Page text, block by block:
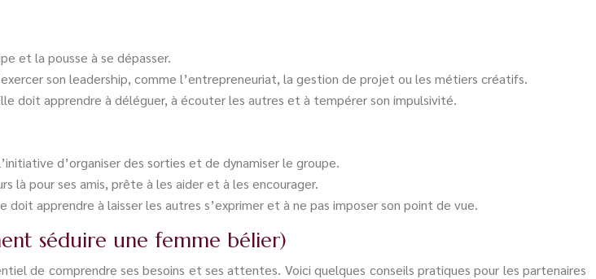
et la pousse à se dépasser.
son leadership, comme l’entrepreneuriat, la gestion de projet ou les métiers créatifs.
doit apprendre à déléguer, à écouter les autres et à tempérer son impulsivité.
d’organiser des sorties et de dynamiser le groupe.
là pour ses amis, prête à les aider et à les encourager.
apprendre à laisser les autres s’exprimer et à ne pas imposer son point de vue.
séduire une femme bélier)
de comprendre ses besoins et ses attentes. Voici quelques conseils pratiques pour les partenaires